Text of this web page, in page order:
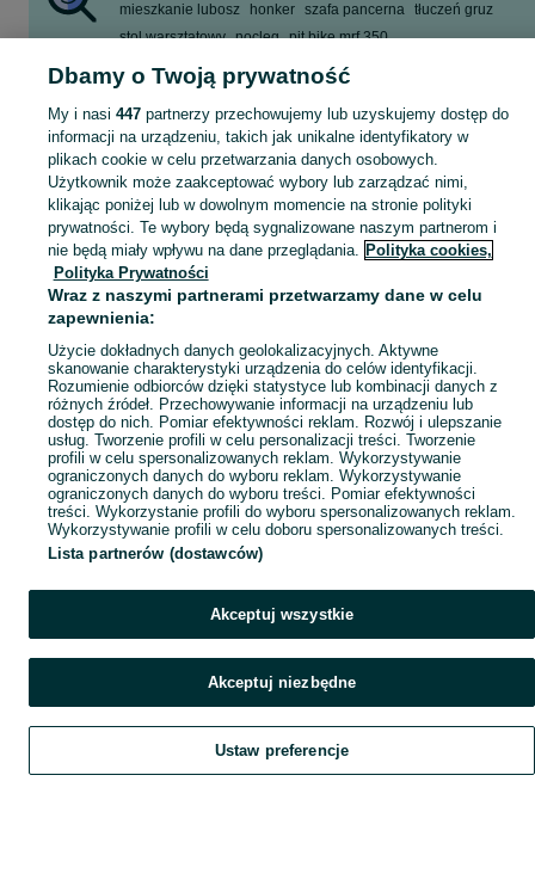
mieszkanie lubosz honker szafa pancerna tłuczeń gruz
stol warsztatowy nocleg pit bike mrf 350
palenisko ogrodowe
Skorzystaj z największego serwisu ogłoszeniowego - Lubasz i okolice! Kupuj to, czego pragniesz i sprzedawaj to, czego już nie potrzebujesz!
Mapa kategorii
Mapa miejscowości
Mapa ministron
Popularne wyszukiwania
Szukaj Obserwujesz Dodaj Czat Konto
Dbamy o Twoją prywatność
My i nasi 447partnerzy przechowujemy lub uzyskujemy dostęp do
informacji na urządzeniu, takich jak unikalne identyfikatory w
plikach cookie w celu przetwarzania danych osobowych.
Użytkownik może zaakceptować wybory lub zarządzać nimi,
klikając poniżej lub w dowolnym momencie na stronie polityki
prywatności. Te wybory będą sygnalizowane naszym partnerom i
nie będą miały wpływu na dane przeglądania. Polityka cookies,
Polityka Prywatności
Wraz z naszymi partnerami przetwarzamy dane w celu
zapewnienia:
Użycie dokładnych danych geolokalizacyjnych. Aktywne
skanowanie charakterystyki urządzenia do celów identyfikacji.
Rozumienie odbiorców dzięki statystyce lub kombinacji danych z
różnych źródeł. Przechowywanie informacji na urządzeniu lub
dostęp do nich. Pomiar efektywności reklam. Rozwój i ulepszanie
usług. Tworzenie profili w celu personalizacji treści. Tworzenie
profili w celu spersonalizowanych reklam. Wykorzystywanie
ograniczonych danych do wyboru reklam. Wykorzystywanie
ograniczonych danych do wyboru treści. Pomiar efektywności
treści. Wykorzystanie profili do wyboru spersonalizowanych reklam.
Wykorzystywanie profili w celu doboru spersonalizowanych treści.
Lista partnerów (dostawców)
Akceptuj wszystkie
Akceptuj niezbędne
Ustaw preferencje